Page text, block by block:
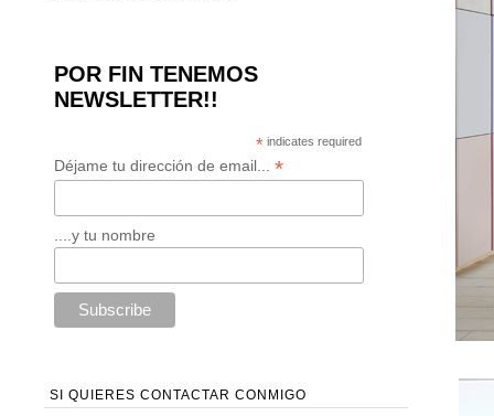
POR FIN TENEMOS
NEWSLETTER!!
* indicates required
Déjame tu dirección de email... *
....y tu nombre
SI QUIERES CONTACTAR CONMIGO